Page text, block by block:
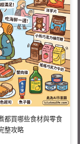
都買哪些食材與零食
整攻略